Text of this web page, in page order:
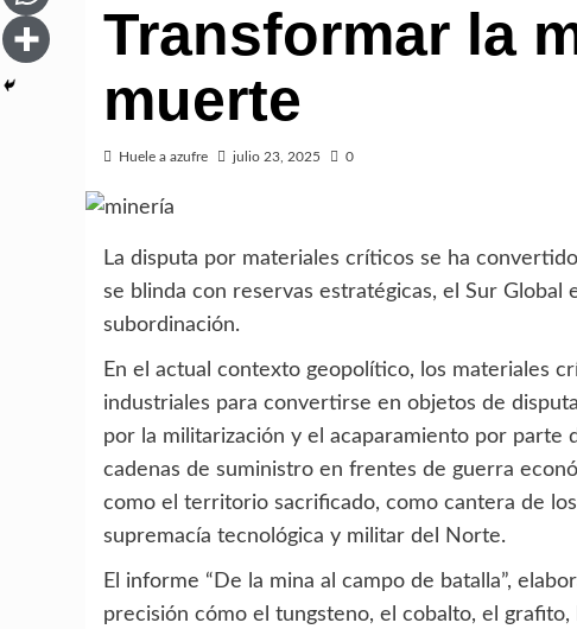
Transformar la
muerte
Huele a azufre julio 23, 2025 0
La disputa por materiales críticos se ha
se blinda con reservas estratégicas, el Sur
subordinación.
En el actual contexto geopolítico, los materiales
industriales para convertirse en objetos de
por la militarización y el acaparamiento por parte
cadenas de suministro en frentes de guerra
como el territorio sacrificado, como cantera de
supremacía tecnológica y militar del Norte.
El informe “De la mina al campo de batalla”,
precisión cómo el tungsteno, el cobalto, el